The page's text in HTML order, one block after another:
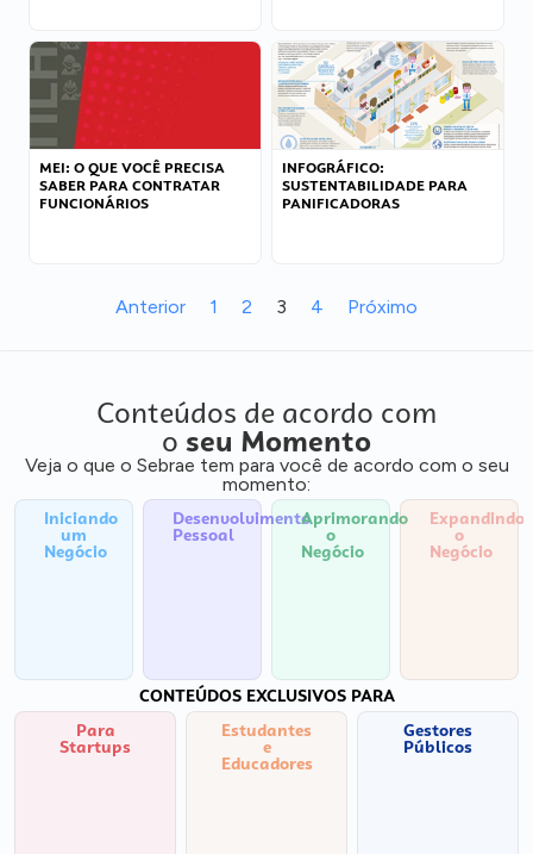
MEI: O QUE VOCÊ PRECISA
SABER PARA CONTRATAR
FUNCIONÁRIOS
INFOGRÁFICO:
SUSTENTABILIDADE PARA
PANIFICADORAS
Anterior 1 2 3 4 Próximo
Conteúdos de acordo com
o seu Momento
Veja o que o Sebrae tem para você de acordo com o seu
momento:
Iniciando
um
Negócio
Desenvolvimento
Pessoal
Aprimorando
o
Negócio
Expandindo
o
Negócio
CONTEÚDOS EXCLUSIVOS PARA
Para
Startups
Estudantes
e
Educadores
Gestores
Públicos